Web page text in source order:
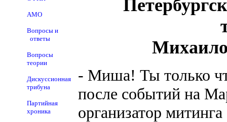
АМО
Вопросы и
ответы
Вопросы
теории
Дискуссионная
трибуна
Партийная
хроника
- Миша! Ты только
после событий на
организатор